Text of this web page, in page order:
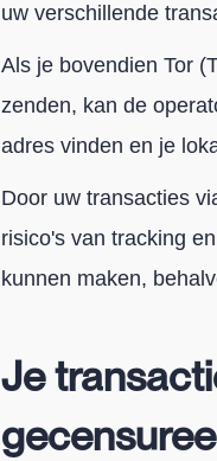
uw verschillende
Als je bovendien Tor
zenden, kan de
adres vinden en je
Door uw transacties
risico's van tracking
kunnen maken,
Je